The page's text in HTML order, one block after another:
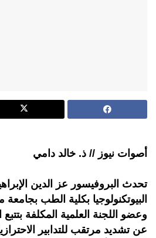
أصوات نيوز // ذ. خالد دامي
تحدث البروفيسور عز الدين
البيوتكنولوجيا بكلية الطب
وعضو اللجنة العلمية المكلفة بتتبع
عن تشديد مرتقب للتدابير